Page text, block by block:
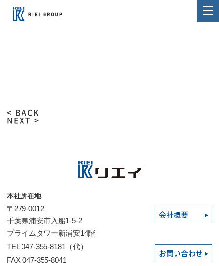
< BACK
NEXT >
本社所在地
〒279-0012
千葉県浦安市入船1-5-2
プライムタワー新浦安14階
会社概要
TEL 047-355-8181（代）
FAX 047-355-8041
お問い合わせ